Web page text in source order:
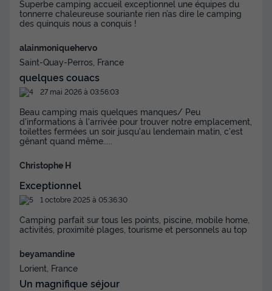
Réfrigérateur Salon de jardin
+ 1
TENTE 4 personnes - Cocosweet
du05/09/2026au12/09/2026
Meilleur prix pour 7 nuits
Modifier les dates
308 €
279 € -9%
d'économie
Superbe camping accueil exceptionnel une équipes du
tonnerre chaleureuse souriante rien n’as dire le camping
des quinquis nous a conquis !
alainmoniquehervo
Saint-Quay-Perros, France
quelques couacs
27 mai 2026 à 03:56:03
Beau camping mais quelques manques/ Peu
d'informations à l'arrivée pour trouver notre emplacement,
toilettes fermées un soir jusqu'au lendemain matin, c'est
gênant quand même.....
Christophe H
Exceptionnel
1 octobre 2025 à 05:36:30
Camping parfait sur tous les points, piscine, mobile home,
activités, proximité plages, tourisme et personnels au top
beyamandine
Lorient, France
Un magnifique séjour